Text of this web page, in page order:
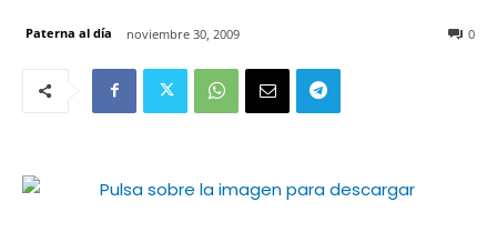
Paterna al día noviembre 30, 2009 0